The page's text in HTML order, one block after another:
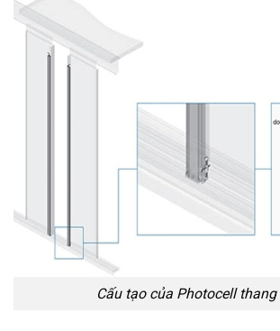
Cấu tạo của Photocell thang